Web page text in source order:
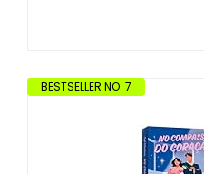
BESTSELLER NO. 7